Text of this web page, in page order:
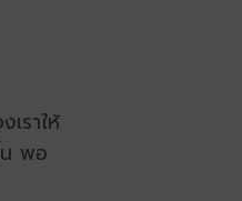
ราให้
น พอ